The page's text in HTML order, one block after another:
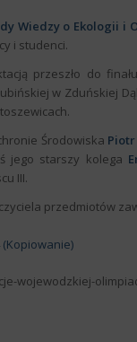
Wiedzy o Ekologii i
i studenci.
przeszło do
w Zduńskiej
Środowiska
jego starszy kolega
III.
przedmiotów
wojewodzkiej-